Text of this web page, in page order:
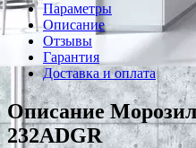
Параметры
Описание
Отзывы
Гарантия
Доставка и оплата
Описание
232ADGR